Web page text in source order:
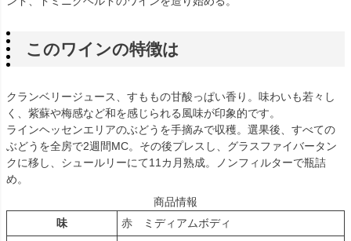
このワインの特徴は
クランベリージュース、すももの甘酸っぱい香り。味わいも若々し
く、紫蘇や梅感など和を感じられる風味が印象的です。
ラインヘッセンエリアのぶどうを手摘みで収穫。選果後、すべての
ぶどうを全房で2週間MC。その後プレスし、グラスファイバータン
クに移し、シュールリーにて11カ月熟成。ノンフィルターで瓶詰
め。
商品情報
味
赤 ミディアムボディ